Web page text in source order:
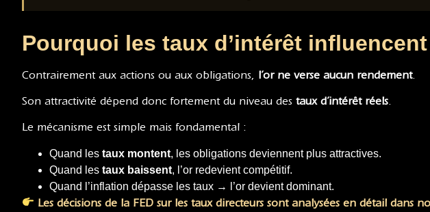
Pourquoi les taux d’intérêt
Contrairement aux actions ou aux obligations, l’or ne verse aucun rendement.
Son attractivité dépend donc fortement du niveau des taux d’intérêt réels.
Le mécanisme est simple mais fondamental :
Quand les taux montent, les obligations deviennent plus attractives.
Quand les taux baissent, l’or redevient compétitif.
Quand l’inflation dépasse les taux → l’or devient dominant.
Les décisions de la FED sur les taux directeurs sont analysées en détail dans